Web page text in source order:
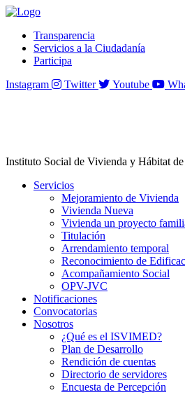
Transparencia
Servicios a la Ciudadanía
Participa
Instagram
Twitter Youtube
Instituto Social de Vivienda y Hábitat
Servicios
Mejoramiento de Vivienda
Vivienda Nueva
Vivienda un proyecto
Titulación
Arrendamiento temporal
Reconocimiento de
Acompañamiento Social
OPV-JVC
Notificaciones
Convocatorias
Nosotros
¿Qué es el ISVIMED?
Plan de Desarrollo
Rendición de cuentas
Directorio de servidores
Encuesta de Percepción